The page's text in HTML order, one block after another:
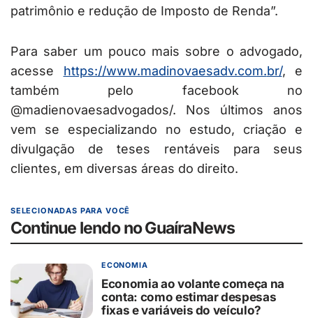
patrimônio e redução de Imposto de Renda”.
Para saber um pouco mais sobre o advogado,
acesse https://www.madinovaesadv.com.br/, e
também pelo facebook no
@madienovaesadvogados/. Nos últimos anos
vem se especializando no estudo, criação e
divulgação de teses rentáveis para seus
clientes, em diversas áreas do direito.
SELECIONADAS PARA VOCÊ
Continue lendo no GuaíraNews
ECONOMIA
Economia ao volante começa na
conta: como estimar despesas
fixas e variáveis do veículo?